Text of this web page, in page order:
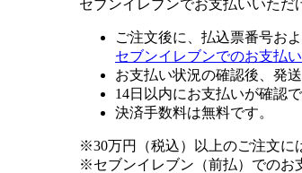
セブンイレブンでお支払いいただ
ご注文後に、払込票番号お
セブンイレブンでのお支払
お支払い状況の確認後、発
14日以内にお支払いが確認
決済手数料は無料です。
※30万円（税込）以上のご注文に
※セブンイレブン（前払）でのお